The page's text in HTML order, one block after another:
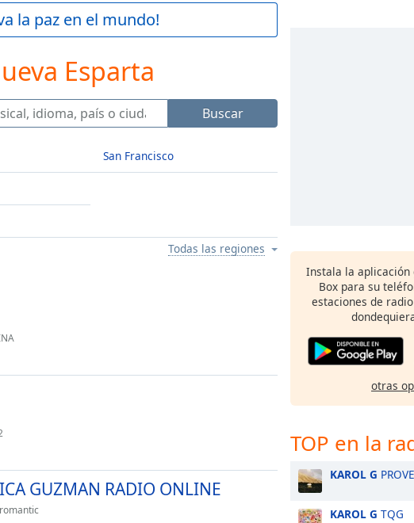
la paz en el mundo!
Esparta
Buscar
San Francisco
Todas las regiones
GUZMAN RADIO ONLINE
romantic
Instala la aplicación
Box para su
estaciones de
otras
TOP en la
KAROL G
KAROL G TQG